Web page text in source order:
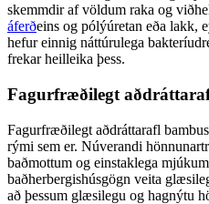
skemmdir af völdum raka og
áferðeins og pólýúretan eða lakk,
hefur einnig náttúrulega
frekar heilleika þess.
Fagurfræðilegt
Fagurfræðilegt aðdráttarafl
rými sem er. Núverandi
baðmottum og einstaklega
baðherbergishúsgögn veita
að þessum glæsilegu og hagnýtu